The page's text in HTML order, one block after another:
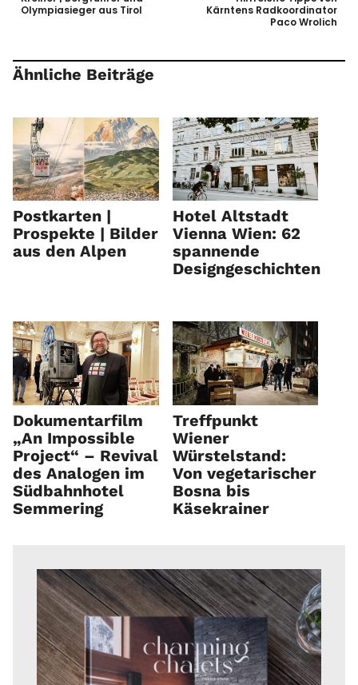
Olympiasieger aus Tirol
Kärntens Radkoordinator
Paco Wrolich
Ähnliche Beiträge
Postkarten |
Prospekte | Bilder
aus den Alpen
Hotel Altstadt
Vienna Wien: 62
spannende
Designgeschichten
Dokumentarfilm
„An Impossible
Project“ – Revival
des Analogen im
Südbahnhotel
Semmering
Treffpunkt
Wiener
Würstelstand:
Von vegetarischer
Bosna bis
Käsekrainer